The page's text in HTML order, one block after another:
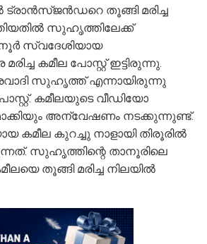
ട്രാൻസ്‌ജൻഡറെ തൂങ്ങി മരിച്ച
സുഹൃത്തിലേക്ക്
സ്വദേശിയായ
കമീല പോസ്റ്റ്‌ ഇട്ടിരുന്നു.
സുഹൃത്ത് എന്നായിരുന്നു
കമീലയുടെ വീഡിയോ
അന്വേഷണം നടക്കുന്നുണ്ട്.
കമീല കുറച്ചു നാളായി തിരൂരിൽ
സുഹൃത്തിന്റെ താനൂരിലെ
തൂങ്ങി മരിച്ച നിലയിൽ